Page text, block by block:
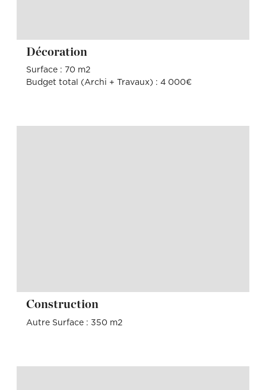
Décoration
Surface : 70 m2
Budget total (Archi + Travaux) : 4 000€
Construction
Autre Surface : 350 m2